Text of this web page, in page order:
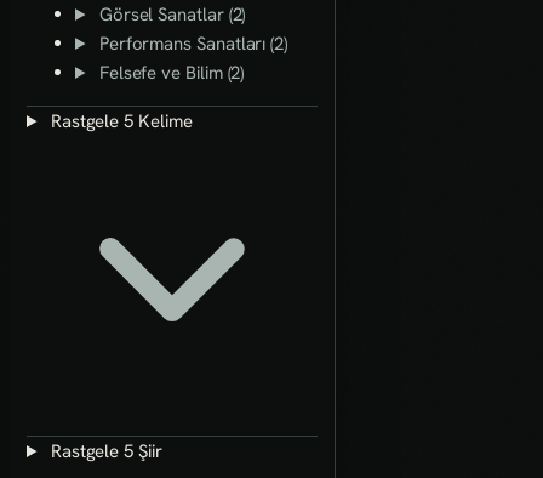
Görsel Sanatlar (2)
Performans Sanatları (2)
Felsefe ve Bilim (2)
Rastgele 5 Kelime
Rastgele 5 Şiir